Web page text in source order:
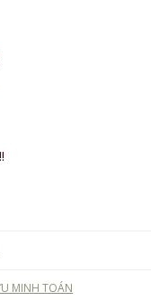
MINH TOÁN